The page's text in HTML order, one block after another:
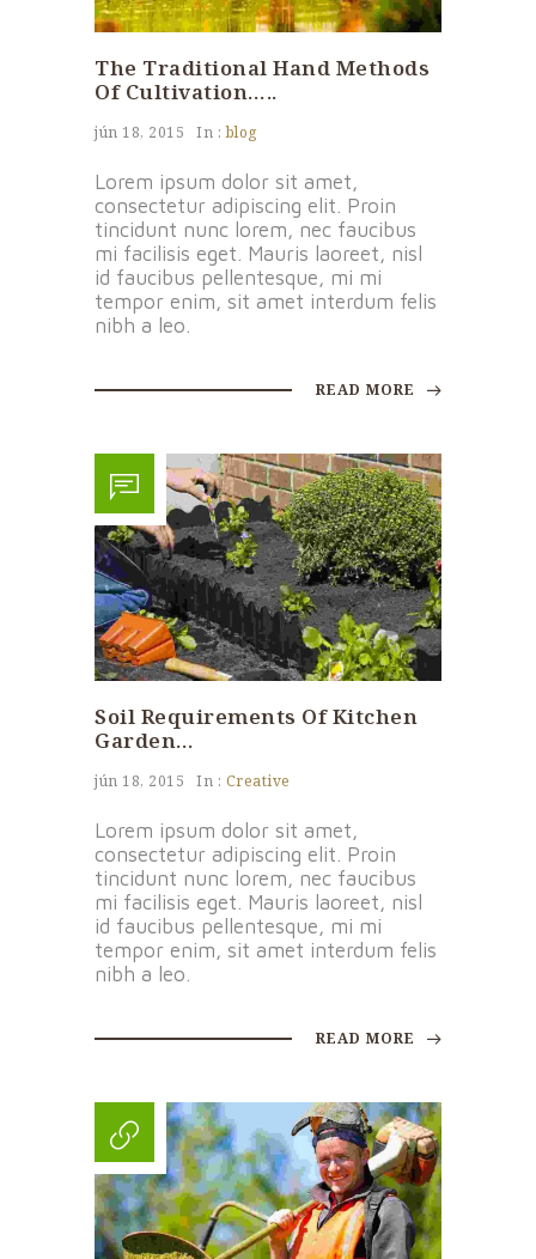
The Traditional Hand Methods
Of Cultivation…..
jún 18, 2015 In :blog
Lorem ipsum dolor sit amet,
consectetur adipiscing elit. Proin
tincidunt nunc lorem, nec faucibus
mi facilisis eget. Mauris laoreet, nisl
id faucibus pellentesque, mi mi
tempor enim, sit amet interdum felis
nibh a leo.
READ MORE
Soil Requirements Of Kitchen
Garden…
jún 18, 2015 In : Creative
Lorem ipsum dolor sit amet,
consectetur adipiscing elit. Proin
tincidunt nunc lorem, nec faucibus
mi facilisis eget. Mauris laoreet, nisl
id faucibus pellentesque, mi mi
tempor enim, sit amet interdum felis
nibh a leo.
READ MORE